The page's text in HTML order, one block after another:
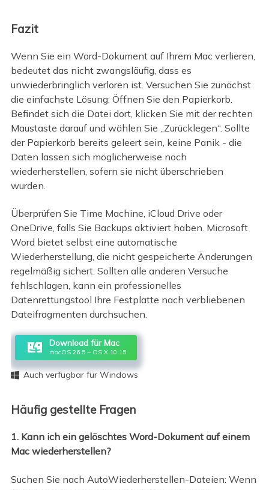
Fazit
Wenn Sie ein Word-Dokument auf Ihrem Mac verlieren,
bedeutet das nicht zwangsläufig, dass es
unwiederbringlich verloren ist. Versuchen Sie zunächst
die einfachste Lösung: Öffnen Sie den Papierkorb.
Befindet sich die Datei dort, klicken Sie mit der rechten
Maustaste darauf und wählen Sie „Zurücklegen“. Sollte
der Papierkorb bereits geleert sein, keine Panik - die
Daten lassen sich möglicherweise noch
wiederherstellen, sofern sie nicht überschrieben
wurden.
Überprüfen Sie Time Machine, iCloud Drive oder
OneDrive, falls Sie Backups aktiviert haben. Microsoft
Word bietet selbst eine automatische
Wiederherstellung, die nicht gespeicherte Änderungen
regelmäßig sichert. Sollten alle anderen Versuche
fehlschlagen, kann ein professionelles
Datenrettungstool Ihre Festplatte nach verbliebenen
Dateifragmenten durchsuchen.
Download für Mac
macOS 26.5 ~ OS X 10.15
 Auch verfügbar für Windows
Häufig gestellte Fragen
1. Kann ich ein gelöschtes Word-Dokument auf einem
Mac wiederherstellen?
Suchen Sie nach AutoWiederherstellen-Dateien: Wenn